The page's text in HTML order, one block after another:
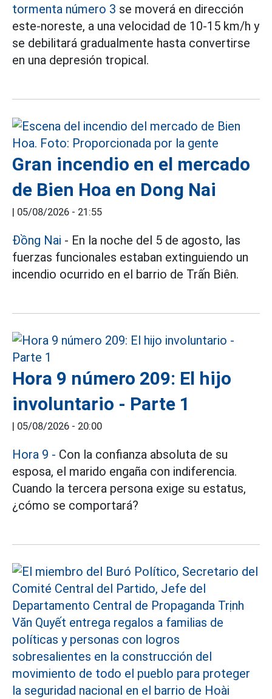
tormenta número 3 se moverá en dirección
este-noreste, a una velocidad de 10-15 km/h y
se debilitará gradualmente hasta convertirse
en una depresión tropical.
Gran incendio en el mercado
de Bien Hoa en Dong Nai
| 05/08/2026 - 21:55
Đồng Nai - En la noche del 5 de agosto, las
fuerzas funcionales estaban extinguiendo un
incendio ocurrido en el barrio de Trấn Biên.
Hora 9 número 209: El hijo
involuntario - Parte 1
| 05/08/2026 - 20:00
Hora 9 - Con la confianza absoluta de su
esposa, el marido engaña con indiferencia.
Cuando la tercera persona exige su estatus,
¿cómo se comportará?